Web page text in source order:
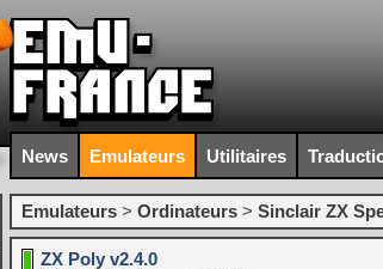
News Emulateurs Utilitaires
Emulateurs > Ordinateurs > Sinclair ZX
ZX Poly v2.4.0